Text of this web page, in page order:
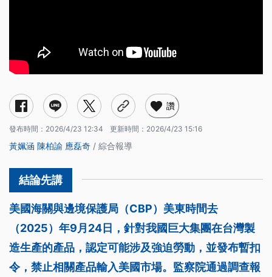
讚
發布時間： 2026/4/23 12:34 更新時間： 2026/4/23 15:16
黃姵涵 陳柏諭 應磊奇 / 綜合報導
美國海關與邊境保護局（CBP）美東時間去
（2025）年9月24日，針對我國巨大集團在台灣製
造生產的產品，認定可能涉及強迫勞動，並發布暫扣
令，禁止相關產品輸入美國市場。監察院通過調查報